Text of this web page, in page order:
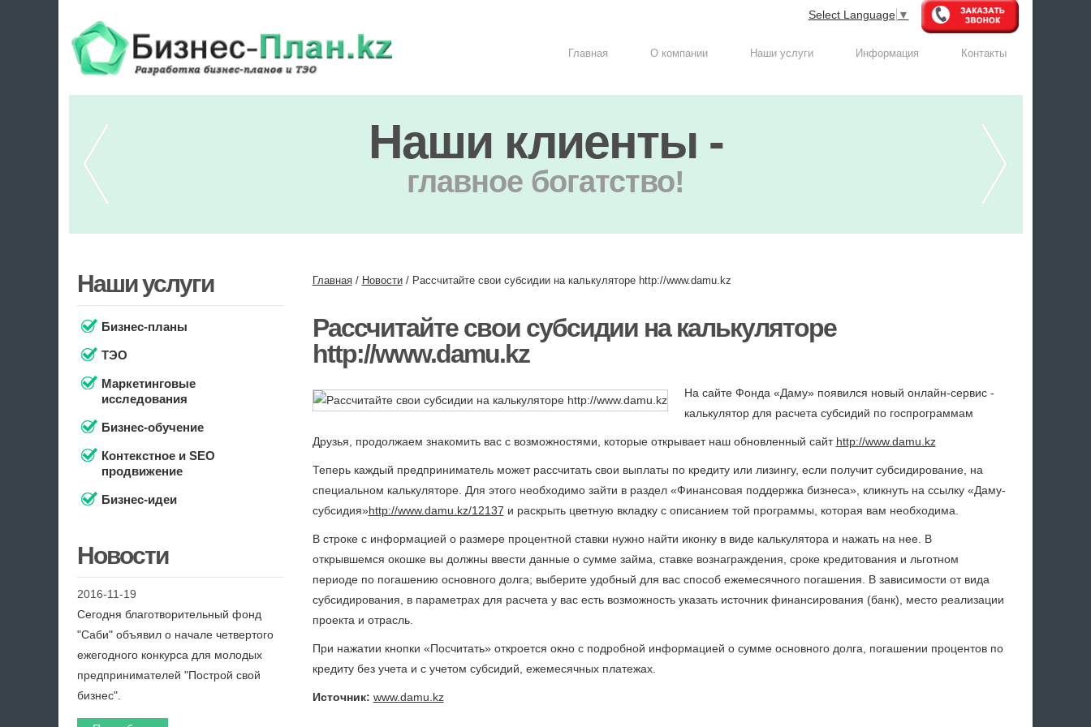
Главная О компании Наши услуги Информация Контакты
Select Language ▼
Наши клиенты -
главное богатство!
Наши услуги
Бизнес-планы
ТЭО
Маркетинговые
исследования
Бизнес-обучение
Контекстное и SEO
продвижение
Бизнес-идеи
Новости
2016-11-19
Сегодня благотворительный фонд
"Саби" объявил о начале четвертого
ежегодного конкурса для молодых
предпринимателей "Построй свой
бизнес".
Главная/ Новости/ Рассчитайте свои субсидии на калькуляторе http://www.damu.kz
Рассчитайте свои субсидии на калькуляторе
http://www.damu.kz
На сайте Фонда «Даму» появился новый онлайн-сервис -
калькулятор для расчета субсидий по госпрограммам
Друзья, продолжаем знакомить вас с возможностями, которые открывает наш обновленный сайт http://www.damu.kz
Теперь каждый предприниматель может рассчитать свои выплаты по кредиту или лизингу, если получит субсидирование, на
специальном калькуляторе. Для этого необходимо зайти в раздел «Финансовая поддержка бизнеса», кликнуть на ссылку «Даму-
субсидия»http://www.damu.kz/12137 и раскрыть цветную вкладку с описанием той программы, которая вам необходима.
В строке с информацией о размере процентной ставки нужно найти иконку в виде калькулятора и нажать на нее. В
открывшемся окошке вы должны ввести данные о сумме займа, ставке вознаграждения, сроке кредитования и льготном
периоде по погашению основного долга; выберите удобный для вас способ ежемесячного погашения. В зависимости от вида
субсидирования, в параметрах для расчета у вас есть возможность указать источник финансирования (банк), место реализации
проекта и отрасль.
При нажатии кнопки «Посчитать» откроется окно с подробной информацией о сумме основного долга, погашении процентов по
кредиту без учета и с учетом субсидий, ежемесячных платежах.
Источник: www.damu.kz